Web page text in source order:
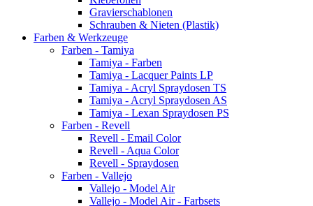
Gravierschablonen
Schrauben & Nieten (Plastik)
Farben & Werkzeuge
Farben - Tamiya
Tamiya - Farben
Tamiya - Lacquer Paints LP
Tamiya - Acryl Spraydosen TS
Tamiya - Acryl Spraydosen AS
Tamiya - Lexan Spraydosen PS
Farben - Revell
Revell - Email Color
Revell - Aqua Color
Revell - Spraydosen
Farben - Vallejo
Vallejo - Model Air
Vallejo - Model Air - Farbsets